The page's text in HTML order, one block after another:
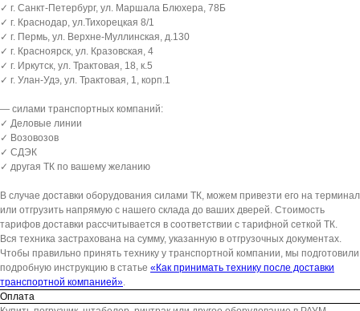
✓ г. Санкт-Петербург, ул. Маршала Блюхера, 78Б
✓ г. Краснодар, ул.Тихорецкая 8/1
✓ г. Пермь, ул. Верхне-Муллинская, д.130
✓ г. Красноярск, ул. Кразовская, 4
✓ г. Иркутск, ул. Трактовая, 18, к.5
✓ г. Улан-Удэ, ул. Трактовая, 1, корп.1
— силами транспортных компаний:
✓ Деловые линии
✓ Возовозов
✓ СДЭК
✓ другая ТК по вашему желанию
В случае доставки оборудования силами ТК, можем привезти его на терминал
или отгрузить напрямую с нашего склада до ваших дверей. Стоимость
тарифов доставки рассчитывается в соответствии с тарифной сеткой ТК.
Вся техника застрахована на сумму, указанную в отгрузочных документах.
Чтобы правильно принять технику у транспортной компании, мы подготовили
подробную инструкцию в статье «Как принимать технику после доставки
транспортной компанией»
Оплата